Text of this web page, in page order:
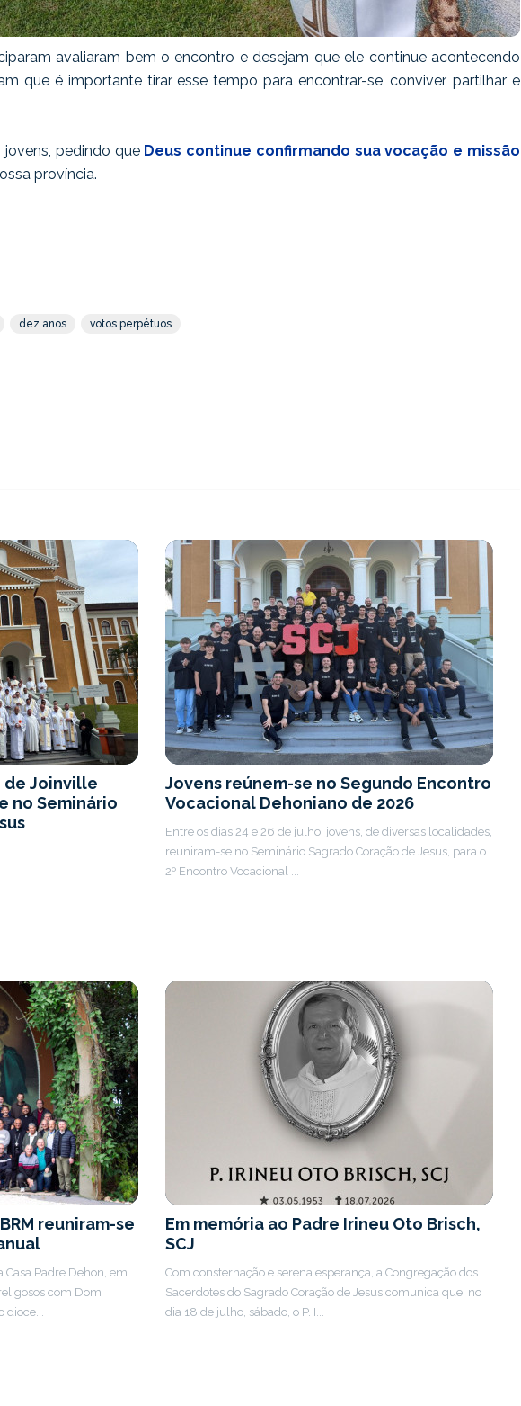
avaliaram bem o encontro e desejam que ele continue acontecendo
que é importante tirar esse tempo para encontrar-se, conviver, partilhar e
jovens, pedindo que Deus continue confirmando sua vocação e missão
província.
dez anos votos perpétuos
de Joinville
no Seminário
Jovens reúnem-se no Segundo Encontro
Vocacional Dehoniano de 2026
Entre os dias 24 e 26 de julho, jovens, de diversas localidades,
reuniram-se no Seminário Sagrado Coração de Jesus, para o
2º Encontro Vocacional ...
reuniram-se
Padre Dehon, em
com Dom
dioce...
Em memória ao Padre Irineu Oto Brisch,
SCJ
Com consternação e serena esperança, a Congregação dos
Sacerdotes do Sagrado Coração de Jesus comunica que, no
dia 18 de julho, sábado, o P. I...